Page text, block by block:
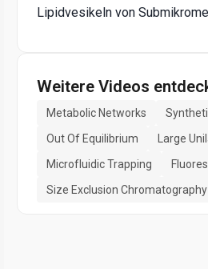
Lipidvesikeln von
Weitere Videos
Metabolic Networks
Out Of Equilibrium
Large
Microfluidic Trapping
Size Exclusion Chromatography